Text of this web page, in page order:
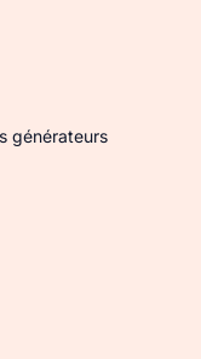
générateurs